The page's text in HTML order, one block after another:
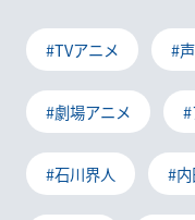
#TVアニメ #
#劇場アニメ
#石川界人 #